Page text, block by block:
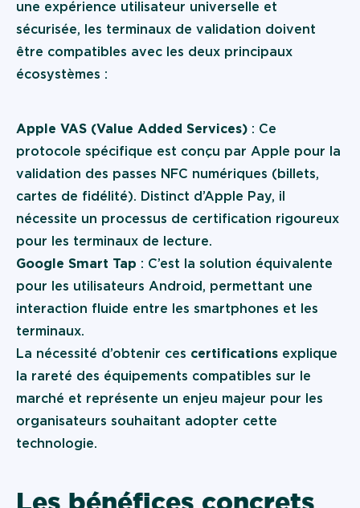
une expérience utilisateur universelle et
sécurisée, les terminaux de validation doivent
être compatibles avec les deux principaux
écosystèmes :
Apple VAS (Value Added Services) : Ce
protocole spécifique est conçu par Apple pour la
validation des passes NFC numériques (billets,
cartes de fidélité). Distinct d’Apple Pay, il
nécessite un processus de certification rigoureux
pour les terminaux de lecture.
Google Smart Tap : C’est la solution équivalente
pour les utilisateurs Android, permettant une
interaction fluide entre les smartphones et les
terminaux.
La nécessité d’obtenir ces certifications explique
la rareté des équipements compatibles sur le
marché et représente un enjeu majeur pour les
organisateurs souhaitant adopter cette
technologie.